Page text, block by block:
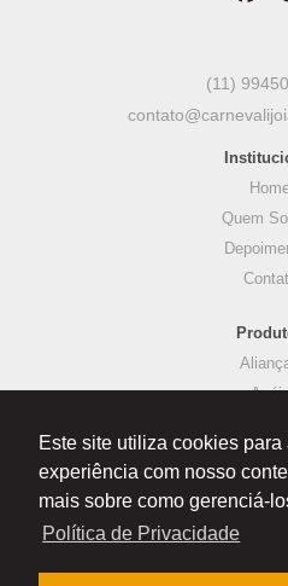
Este site utiliza cookies para
experiência com nosso
mais sobre como gerenciá-
Política de Privacidade
(11)
Quem
Joias
Crie sua